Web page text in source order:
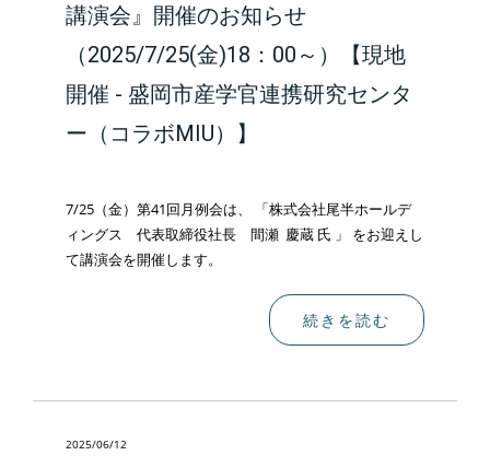
講演会』開催のお知らせ
（2025/7/25(金)18：00～）【現地
開催 - 盛岡市産学官連携研究センタ
ー（コラボMIU）】
7/25（金）第41回月例会は、 「株式会社尾半ホールデ
ィングス 代表取締役社長 間瀬 慶蔵 氏 」 をお迎えし
て講演会を開催します。
続きを読む
2025/06/12